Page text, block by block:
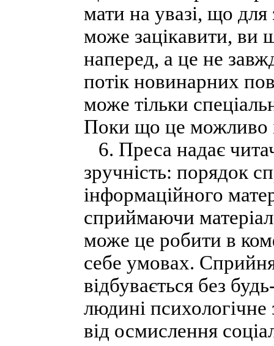
мати на увазі, що для
може зацікавити, ви
наперед, а це не
потік новинарних
може тільки
Поки що це можливо
6. Преса надає
зручність: порядок
інформаційного
сприймаючи
може це робити в
себе умовах.
відбувається без
людині психологічне
від осмислення